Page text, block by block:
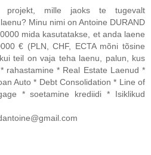
mille jaoks te tugevalt
Minu nimi on Antoine DURAND
mida kasutatakse, et anda laene
€ (PLN, CHF, ECTA mõni tõsine
teil on vaja teha laenu, palun, kus
rahastamine * Real Estate Laenud *
Auto * Debt Consolidation * Line of
* soetamine krediidi * Isiklikud